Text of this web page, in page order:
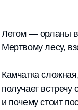
Летом — орланы в
Мертвому лесу,
Камчатка
получает
и почему стоит